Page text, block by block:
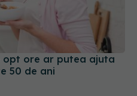
opt ore ar putea ajuta
50 de ani